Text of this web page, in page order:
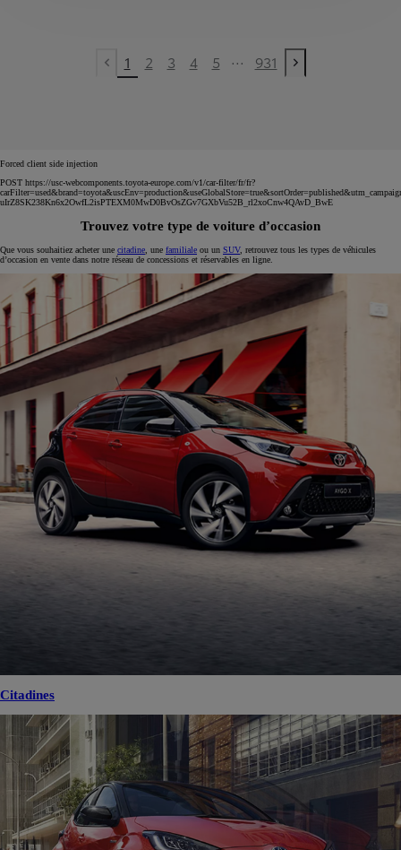
Previous page
1 2 3 4 5 ... 931
Next page
Forced client side injection
POST https://usc-webcomponents.toyota-europe.com/v1/car-filter/fr/fr?
uIrZ8SK238Kn6x2OwfL2isPTEXM0MwD0BvOsZGv7GXbVu52B_rl2xoCnw4QAvD_BwE
Trouvez votre type de voiture d’occasion
Que vous souhaitiez acheter une citadine , une familiale ou un SUV, retrouvez tous les types de véhicules
d’occasion en vente dans notre réseau de concessions et réservables en ligne.
Citadines